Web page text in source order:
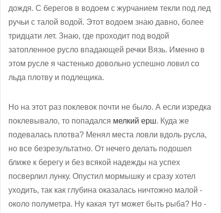
дождя. С берегов в водоем с журчанием текли под лед
ручьи с талой водой. Этот водоем знаю давно, более
тридцати лет. Знаю, где проходит под водой
затопленное русло впадающей речки Вязь. Именно в
этом русле я частенько довольно успешно ловил со
льда плотву и подлещика.
Но на этот раз поклевок почти не было. А если изредка
поклевывало, то попадался мелкий ерш. Куда же
подевалась плотва? Менял места ловли вдоль русла,
но все безрезультатно. От нечего делать подошел
ближе к берегу и без всякой надежды на успех
посверлил лунку. Опустил мормышку и сразу хотел
уходить, так как глубина оказалась ничтожно малой -
около полуметра. Ну какая тут может быть рыба? Но -